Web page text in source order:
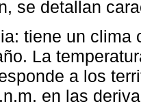
se detallan
tiene un clima
La
a los
en las